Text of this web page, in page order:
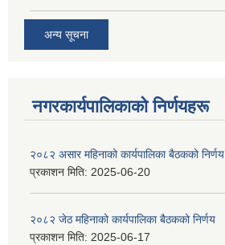
अन्य सूचना
नगरकार्यपालिकाकाे निर्णयहरू
२०८२ असार महिनाको कार्यपालिका बैठकको निर्णय
प्रकाशन मिति: 2025-06-20
२०८२ जेठ महिनाको कार्यपालिका बैठकको निर्णय
प्रकाशन मिति: 2025-06-17